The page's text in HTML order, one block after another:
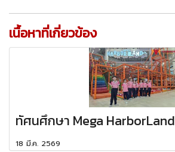
เนื้อหาที่เกี่ยวข้อง
ทัศนศึกษา Mega HarborLand
18 มี.ค. 2569